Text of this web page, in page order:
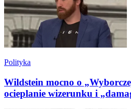
Polityka
Wildstein mocno o
ocieplanie wizerunku i